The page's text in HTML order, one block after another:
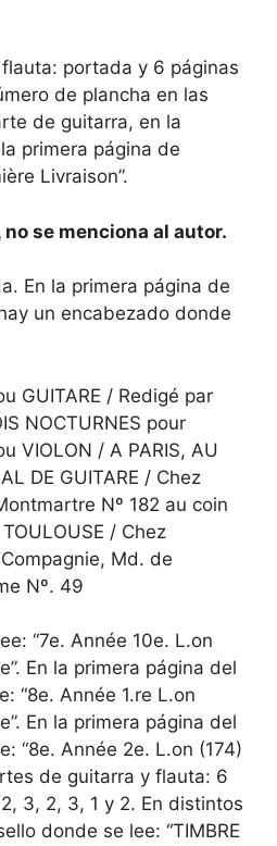
portada y 6 páginas
de plancha en las
de guitarra, en la
primera página de
Livraison”.
se menciona al autor.
En la primera página de
un encabezado donde
GUITARE / Redigé par
NOCTURNES pour
VIOLON / A PARIS, AU
DE GUITARE / Chez
Nº 182 au coin
/ Chez
Md. de
Nº. 49
“7e. Année 10e. L.on
En la primera página del
“8e. Année 1.re L.on
En la primera página del
“8e. Année 2e. L.on (174)
de guitarra y flauta: 6
3, 2, 3, 1 y 2. En distintos
donde se lee: “TIMBRE